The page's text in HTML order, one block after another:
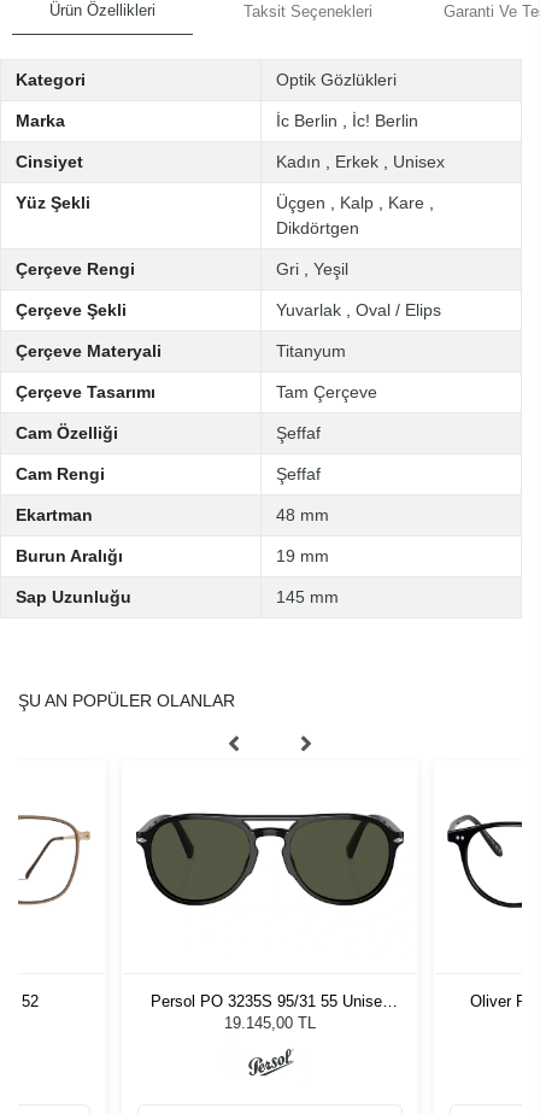
Ürün Özellikleri Taksit Seçenekleri Garanti Ve
Kategori Optik Gözlükleri
Marka İc Berlin İc! Berlin
Cinsiyet Kadın Erkek Unisex
Yüz Şekli Üçgen Kalp Kare
Dikdörtgen
Çerçeve Rengi Gri Yeşil
Çerçeve Şekli Yuvarlak Oval / Elips
Çerçeve Materyali Titanyum
Çerçeve Tasarımı Tam Çerçeve
Cam Özelliği Şeffaf
Cam Rengi Şeffaf
Ekartman 48 mm
Burun Aralığı 19 mm
Sap Uzunluğu 145 mm
ŞU AN POPÜLER OLANLAR
52
Persol PO 3235S 95/31 55 Unisex
Güneş Gözlüğü
19.145,00 TL
Oliver